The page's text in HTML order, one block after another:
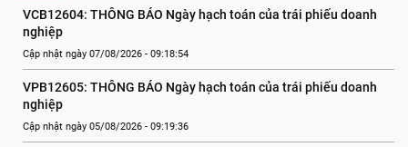
VCB12604: THÔNG BÁO Ngày hạch toán của trái phiếu doanh
nghiệp
Cập nhật ngày 07/08/2026 - 09:18:54
VPB12605: THÔNG BÁO Ngày hạch toán của trái phiếu doanh
nghiệp
Cập nhật ngày 05/08/2026 - 09:19:36